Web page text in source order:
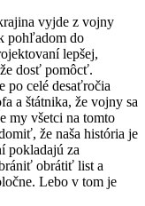
vyjde z vojny
pohľadom do
lepšej,
dosť pomôcť.
po celé desaťročia
a štátnika, že vojny sa
my všetci na tomto
že naša história je
pokladajú za
obrátiť list a
Lebo v tom je